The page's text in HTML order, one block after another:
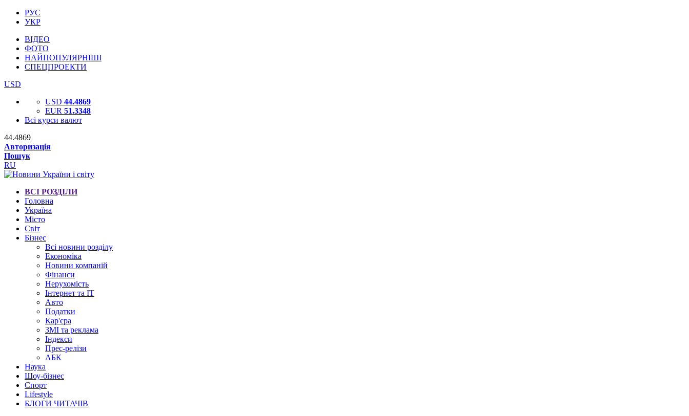
РУС
УКР
ВІДЕО
ФОТО
НАЙПОПУЛЯРНІШІ
СПЕЦПРОЕКТИ
USD
USD 44.4869
EUR 51.3348
Всі курси валют
44.4869
Авторизація
Пошук
RU
ВСІ РОЗДІЛИ
Головна
Україна
Місто
Світ
Бізнес
Всі новини розділу
Економіка
Новини компаній
Фінанси
Нерухомість
Інтернет та IT
Авто
Податки
Кар'єра
ЗМІ та реклама
Індекси
Прес-релізи
АБК
Наука
Шоу-бізнес
Спорт
Lifestyle
БЛОГИ ЧИТАЧІВ